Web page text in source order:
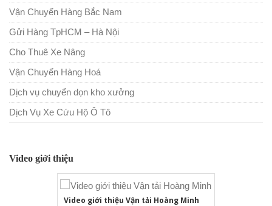
Vận Chuyển Hàng Bắc Nam
Gửi Hàng TpHCM – Hà Nội
Cho Thuê Xe Nâng
Vận Chuyển Hàng Hoá
Dịch vụ chuyển dọn kho xưởng
Dịch Vụ Xe Cứu Hộ Ô Tô
Video giới thiệu
Video giới thiệu Vận tải Hoàng Minh